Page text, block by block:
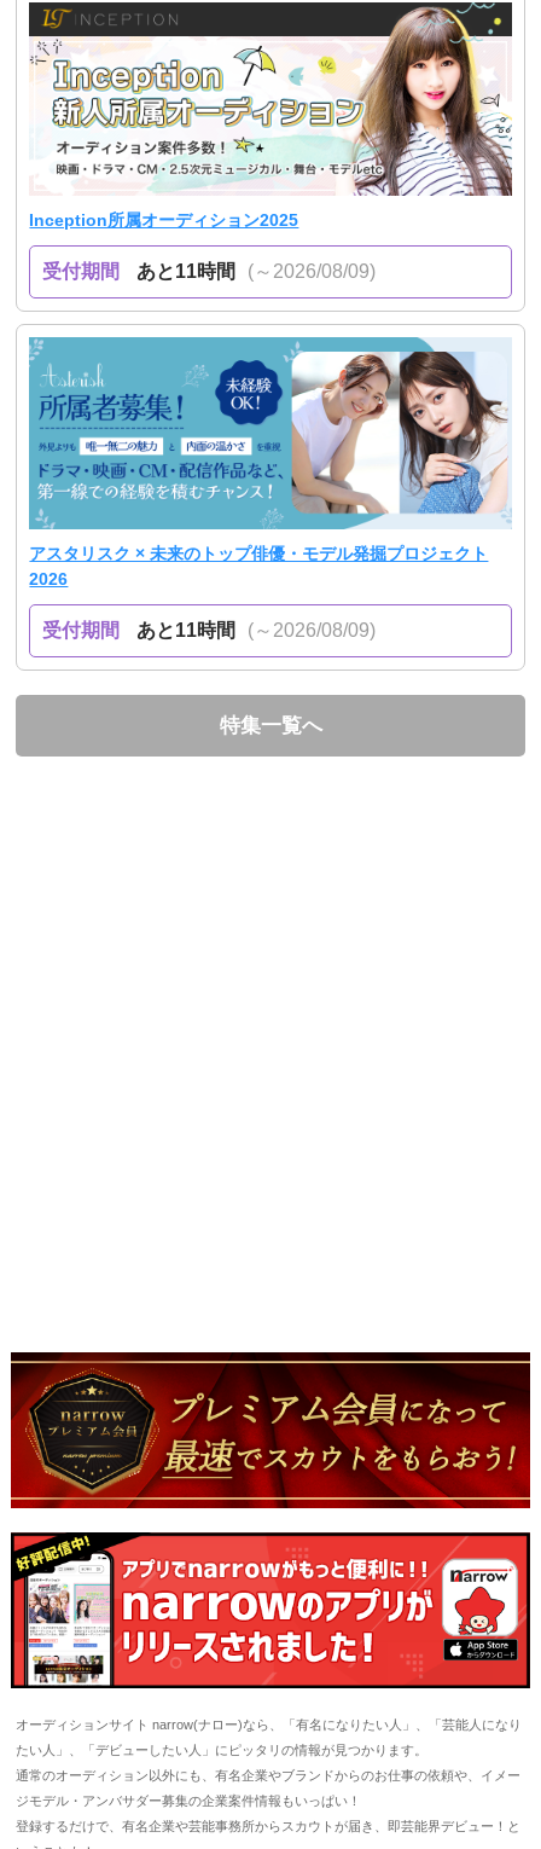
Inception所属オーディション2025
受付期間 あと11時間 (～2026/08/09)
アスタリスク × 未来のトップ俳優・モデル発掘プロジェクト
2026
受付期間 あと11時間 (～2026/08/09)
特集一覧へ
オーディションサイト narrow(ナロー)なら、「有名になりたい人」、「芸能人になり
たい人」、「デビューしたい人」にピッタリの情報が見つかります。
通常のオーディション以外にも、有名企業やブランドからのお仕事の依頼や、イメー
ジモデル・アンバサダー募集の企業案件情報もいっぱい！
登録するだけで、有名企業や芸能事務所からスカウトが届き、即芸能界デビュー！と